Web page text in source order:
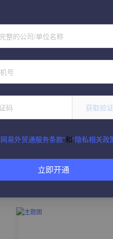
趁着用YouTube开
5听说WhatsApp做外
个事儿...
6做外贸还不会给国
整的公司/单位名称
获取验
网易外贸通服务条款”和“隐私相关政
立即开通